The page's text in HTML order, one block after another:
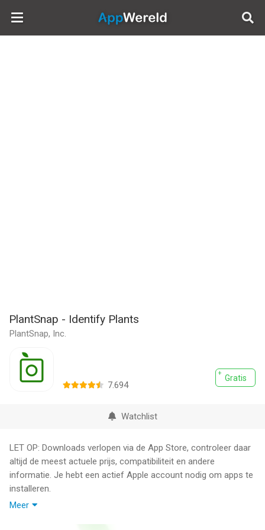
AppWereld
PlantSnap - Identify Plants
PlantSnap, Inc.
Gratis
7.694
Watchlist
LET OP: Downloads verlopen via de App Store, controleer daar
altijd de meest actuele prijs, compatibiliteit en andere
informatie. Je hebt een actief Apple account nodig om apps te
installeren.
Meer